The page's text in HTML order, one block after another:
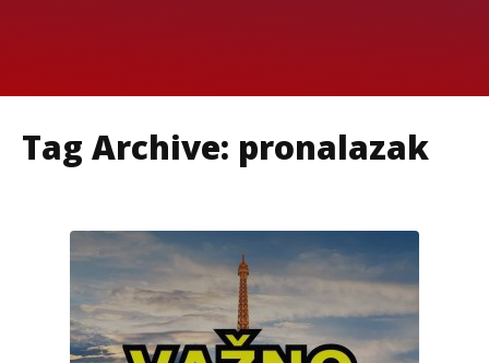
Tag Archive: pronalazak